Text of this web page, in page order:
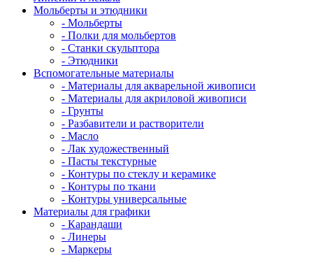
Мольберты и этюдники
- Мольберты
- Полки для мольбертов
- Станки скульптора
- Этюдники
Вспомогательные материалы
- Материалы для акварельной живописи
- Материалы для акриловой живописи
- Грунты
- Разбавители и растворители
- Масло
- Лак художественный
- Пасты текстурные
- Контуры по стеклу и керамике
- Контуры по ткани
- Контуры универсальные
Материалы для графики
- Карандаши
- Линеры
- Маркеры